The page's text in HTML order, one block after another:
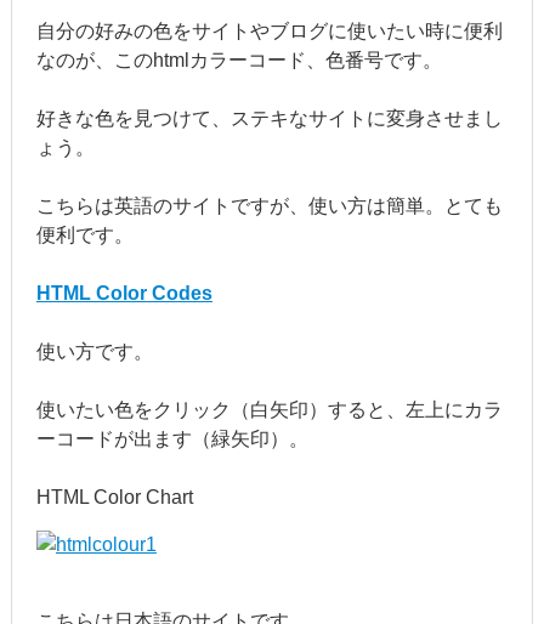
自分の好みの色をサイトやブログに使いたい時に便利
なのが、このhtmlカラーコード、色番号です。
好きな色を見つけて、ステキなサイトに変身させまし
ょう。
こちらは英語のサイトですが、使い方は簡単。とても
便利です。
HTML Color Codes
使い方です。
使いたい色をクリック（白矢印）すると、左上にカラ
ーコードが出ます（緑矢印）。
HTML Color Chart